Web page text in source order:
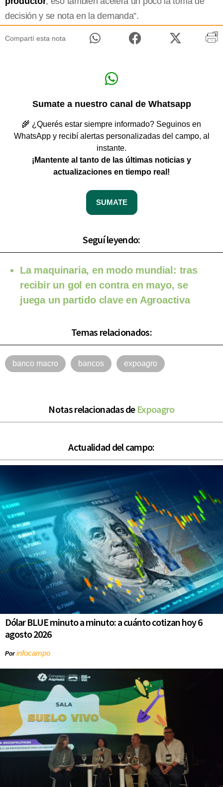
decisión y se nota en la demanda”.
Compartí esta nota
Sumate a nuestro canal de Whatsapp
🌾 ¿Querés estar siempre informado? Seguinos en
WhatsApp y recibí alertas personalizadas del campo, al
instante.
¡Mantente al tanto de las últimas noticias y
actualizaciones en tiempo real!
SUMATE
Seguí leyendo:
La maquinaria, en modo mundial: tras
recibir un gol en contra en mayo, se
juega un partido clave en Agroactiva
Temas relacionados:
banco macro bancos expoagro
Notas relacionadas de Expoagro
Actualidad del campo:
Dólar BLUE minuto a minuto: a cuánto cotizan hoy 6
agosto 2026
Porinfocampo